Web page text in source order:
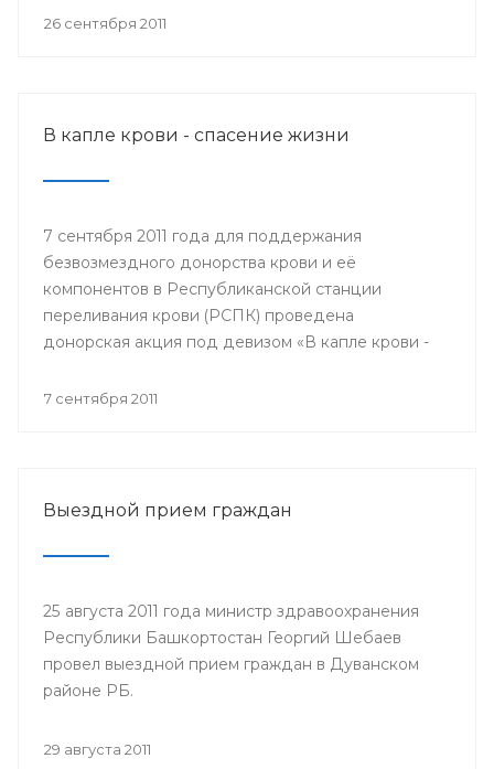
мобильном пункте заготовки крови донором мог
26 сентября 2011
В капле крови - спасение жизни
7 сентября 2011 года для поддержания
безвозмездного донорства крови и её
компонентов в Республиканской станции
переливания крови (РСПК) проведена
донорская акция под девизом «В капле крови -
7 сентября 2011
Выездной прием граждан
25 августа 2011 года министр здравоохранения
Республики Башкортостан Георгий Шебаев
провел выездной прием граждан в Дуванском
районе РБ.
29 августа 2011